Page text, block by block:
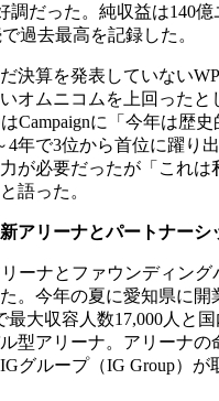
調だった。純収益は140億
過去最高を記録した。
決算を発表していない
オムニコムを上回ったと
Campaignに「今年は歴
4年で3位から首位に躍り
が必要だったが「これは
語った。
アリーナとパートナーシ
ーナとファウンディング
。今年の夏に愛知県に開
最大収容人数17,000人と
型アリーナ。アリーナの
グループ（IG Group）が